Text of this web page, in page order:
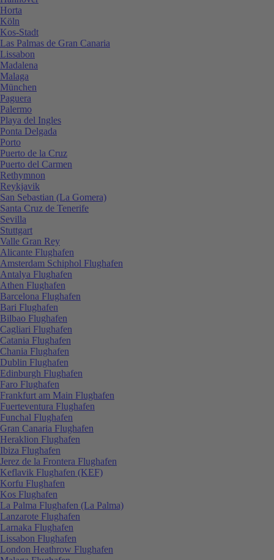
Horta
Köln
Kos-Stadt
Las Palmas de Gran Canaria
Lissabon
Madalena
Malaga
München
Paguera
Palermo
Playa del Ingles
Ponta Delgada
Porto
Puerto de la Cruz
Puerto del Carmen
Rethymnon
Reykjavik
San Sebastian (La Gomera)
Santa Cruz de Tenerife
Sevilla
Stuttgart
Valle Gran Rey
Alicante Flughafen
Amsterdam Schiphol Flughafen
Antalya Flughafen
Athen Flughafen
Barcelona Flughafen
Bari Flughafen
Bilbao Flughafen
Cagliari Flughafen
Catania Flughafen
Chania Flughafen
Dublin Flughafen
Edinburgh Flughafen
Faro Flughafen
Frankfurt am Main Flughafen
Fuerteventura Flughafen
Funchal Flughafen
Gran Canaria Flughafen
Heraklion Flughafen
Ibiza Flughafen
Jerez de la Frontera Flughafen
Keflavik Flughafen (KEF)
Korfu Flughafen
Kos Flughafen
La Palma Flughafen (La Palma)
Lanzarote Flughafen
Larnaka Flughafen
Lissabon Flughafen
London Heathrow Flughafen